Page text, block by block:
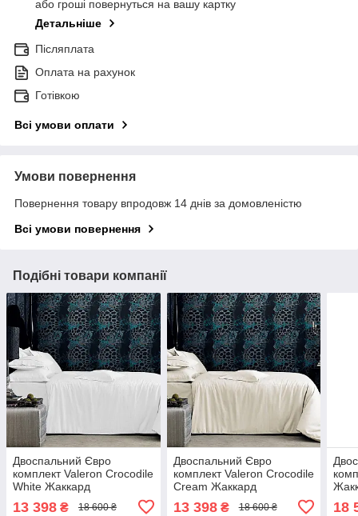
або гроші повернуться на вашу картку
Детальніше
Післяплата
Оплата на рахунок
Готівкою
Всі умови оплати
Умови повернення
Повернення товару впродовж 14 днів за домовленістю
Всі умови повернення
Подібні товари компанії
Двоспальний Євро
комплект Valeron Crocodile
White Жаккард
13 398 ₴ 18 600 ₴
Двоспальний Євро
комплект Valeron Crocodile
Cream Жаккард
13 398₴ 18 600 ₴ 18